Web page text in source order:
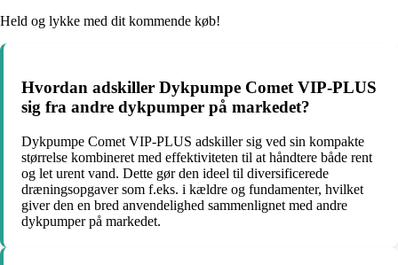
Held og lykke med dit kommende køb!
Hvordan adskiller Dykpumpe Comet VIP-PLUS
sig fra andre dykpumper på markedet?
Dykpumpe Comet VIP-PLUS adskiller sig ved sin kompakte
størrelse kombineret med effektiviteten til at håndtere både rent
og let urent vand. Dette gør den ideel til diversificerede
dræningsopgaver som f.eks. i kældre og fundamenter, hvilket
giver den en bred anvendelighed sammenlignet med andre
dykpumper på markedet.